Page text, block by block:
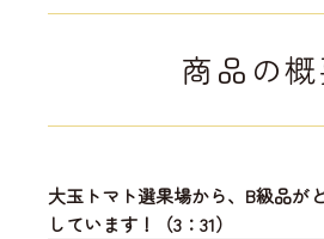
商品の
大玉トマト選果場から、B級品が
しています！（3：31）